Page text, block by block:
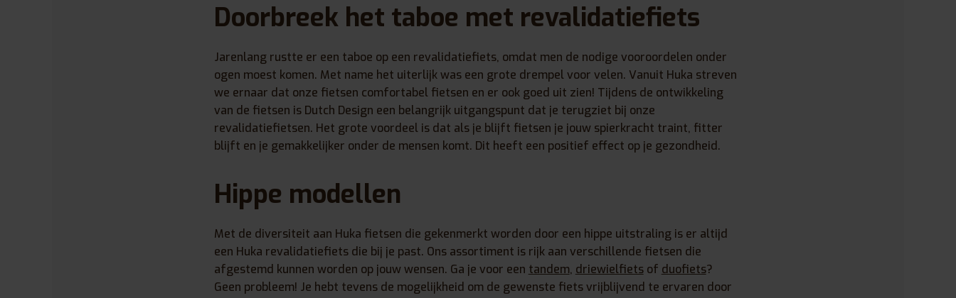
Doorbreek het taboe met revalidatiefiets
Jarenlang rustte er een taboe op een revalidatiefiets, omdat men de nodige vooroordelen onder
ogen moest komen. Met name het uiterlijk was een grote drempel voor velen. Vanuit Huka streven
we ernaar dat onze fietsen comfortabel fietsen en er ook goed uit zien! Tijdens de ontwikkeling
van de fietsen is Dutch Design een belangrijk uitgangspunt dat je terugziet bij onze
revalidatiefietsen. Het grote voordeel is dat als je blijft fietsen je jouw spierkracht traint, fitter
blijft en je gemakkelijker onder de mensen komt. Dit heeft een positief effect op je gezondheid.
Hippe modellen
Met de diversiteit aan Huka fietsen die gekenmerkt worden door een hippe uitstraling is er altijd
een Huka revalidatiefiets die bij je past. Ons assortiment is rijk aan verschillende fietsen die
afgestemd kunnen worden op jouw wensen. Ga je voor een tandem, driewielfietsof duofiets?
Geen probleem! Je hebt tevens de mogelijkheid om de gewenste fiets vrijblijvend te ervaren door